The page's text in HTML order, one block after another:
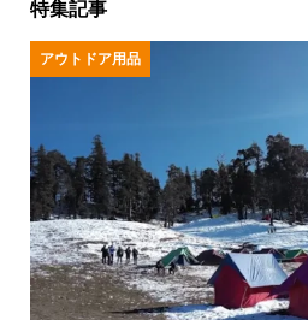
特集記事
アウトドア用品